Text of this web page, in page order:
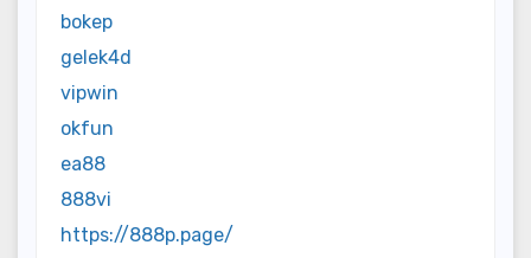
bokep
gelek4d
vipwin
okfun
ea88
888vi
https://888p.page/